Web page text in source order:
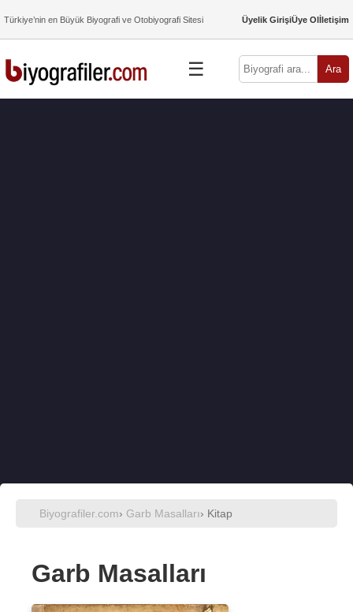
Türkiye’nin en Büyük Biyografi ve Otobiyografi Sitesi Üyelik GirişiÜye Olİletişim
☰ Ara
Biyografiler.com› Garb Masalları› Kitap
Garb Masalları